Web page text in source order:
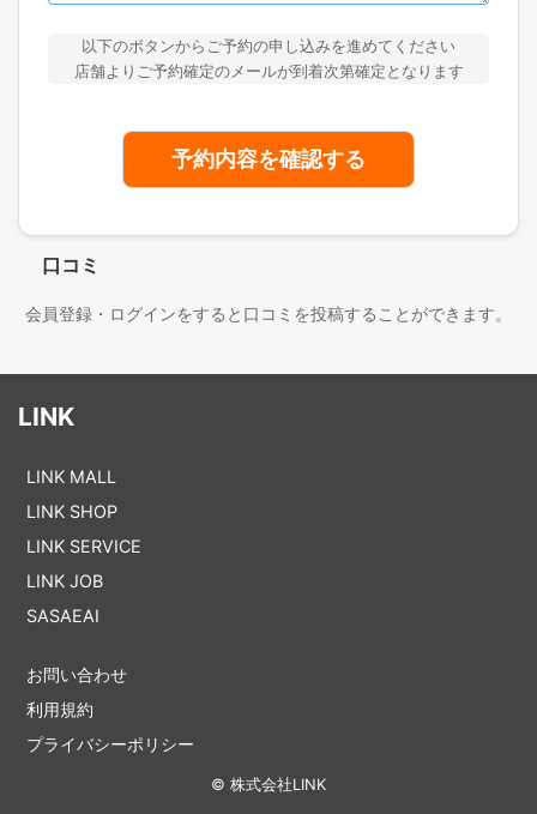
以下のボタンからご予約の申し込みを進めてください
店舗よりご予約確定のメールが到着次第確定となります
予約内容を確認する
口コミ
会員登録・ログインをすると口コミを投稿することができます。
LINK
LINK MALL
LINK SHOP
LINK SERVICE
LINK JOB
SASAEAI
お問い合わせ
利用規約
プライバシーポリシー
© 株式会社LINK